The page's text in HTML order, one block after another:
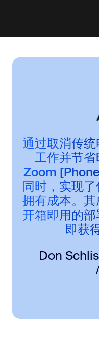
通过取消传
工作并节省
Zoom
同时，实现
拥有成本。
开箱即用的
即获
Don